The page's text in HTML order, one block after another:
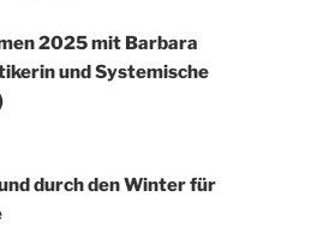
2025 mit Barbara
und Systemische
durch den Winter für